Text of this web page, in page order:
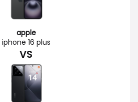
apple
iphone 16 plus
VS